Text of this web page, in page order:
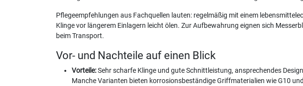
Pflegeempfehlungen aus Fachquellen lauten: regelmäßig mit einem
Klinge vor längerem Einlagern leicht ölen. Zur Aufbewahrung eignen sich
beim Transport.
Vor- und Nachteile auf einen Blick
Vorteile:Sehr scharfe Klinge und gute Schnittleistung, ansprechendes
Manche Varianten bieten korrosionsbeständige Griffmaterialien wie G10